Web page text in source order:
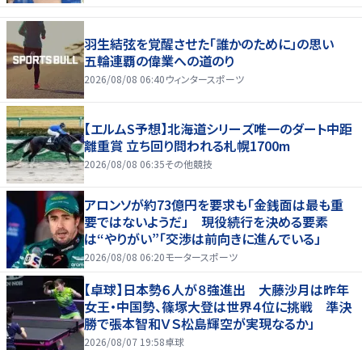
羽生結弦を覚醒させた「誰かのために」の思い
五輪連覇の偉業への道のり
2026/08/08 06:40ウィンタースポーツ
【エルムS予想】北海道シリーズ唯一のダート中距
離重賞 立ち回り問われる札幌1700m
2026/08/08 06:35その他競技
アロンソが約73億円を要求も「金銭面は最も重
要ではないようだ」 現役続行を決める要素
は“やりがい”「交渉は前向きに進んでいる」
2026/08/08 06:20モータースポーツ
【卓球】日本勢６人が８強進出 大藤沙月は昨年
女王・中国勢、篠塚大登は世界４位に挑戦 準決
勝で張本智和ＶＳ松島輝空が実現なるか」
2026/08/07 19:58卓球